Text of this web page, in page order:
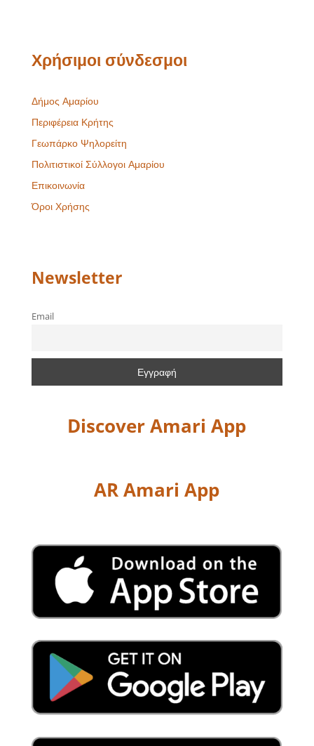
Χρήσιμοι σύνδεσμοι
Δήμος Αμαρίου
Περιφέρεια Κρήτης
Γεωπάρκο Ψηλορείτη
Πολιτιστικοί Σύλλογοι Αμαρίου
Επικοινωνία
Όροι Χρήσης
Newsletter
Email
Discover Amari App
AR Amari App